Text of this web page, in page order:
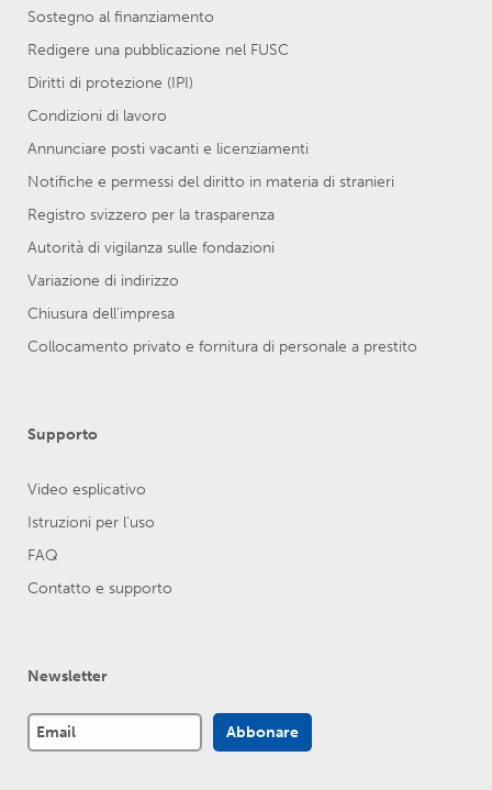
Sostegno al finanziamento
Redigere una pubblicazione nel FUSC
Diritti di protezione (IPI)
Condizioni di lavoro
Annunciare posti vacanti e licenziamenti
Notifiche e permessi del diritto in materia di stranieri
Registro svizzero per la trasparenza
Autorità di vigilanza sulle fondazioni
Variazione di indirizzo
Chiusura dell’impresa
Collocamento privato e fornitura di personale a prestito
Supporto
Video esplicativo
Istruzioni per l'uso
FAQ
Contatto e supporto
Newsletter